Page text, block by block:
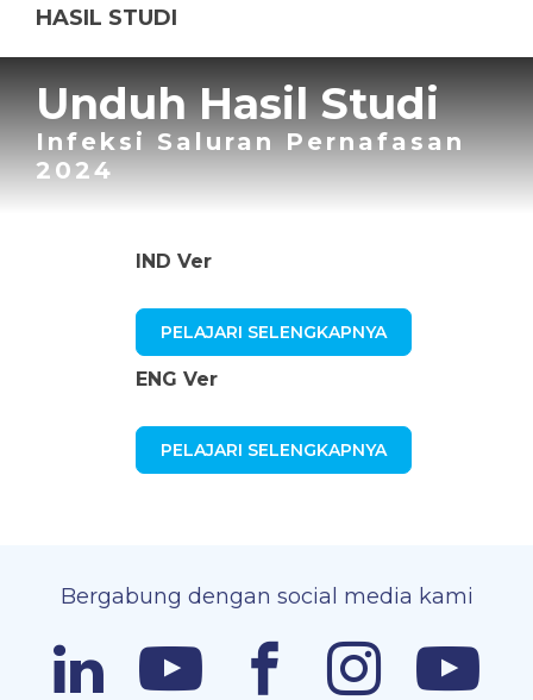
HASIL STUDI
Unduh Hasil Studi
Infeksi Saluran Pernafasan
2024
IND Ver
PELAJARI SELENGKAPNYA
ENG Ver
PELAJARI SELENGKAPNYA
Bergabung dengan social media kami